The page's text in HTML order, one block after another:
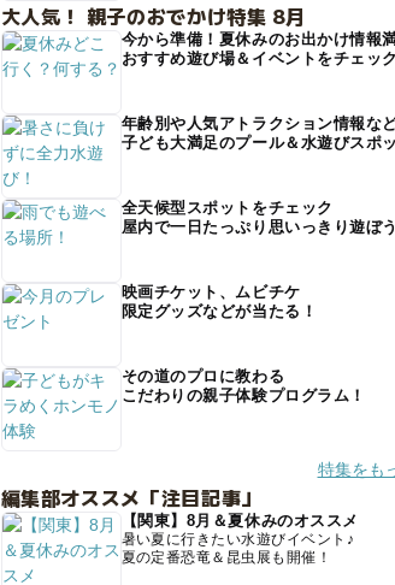
大人気！ 親子のおでかけ特集 8月
今から準備！夏休みのお出かけ情報
おすすめ遊び場＆イベントをチェッ
年齢別や人気アトラクション情報な
子ども大満足のプール＆水遊びスポ
全天候型スポットをチェック
屋内で一日たっぷり思いっきり遊ぼ
映画チケット、ムビチケ
限定グッズなどが当たる！
その道のプロに教わる
こだわりの親子体験プログラム！
特集をも
編集部オススメ「注目記事」
【関東】8月＆夏休みのオススメ
暑い夏に行きたい水遊びイベント♪
夏の定番恐竜＆昆虫展も開催！